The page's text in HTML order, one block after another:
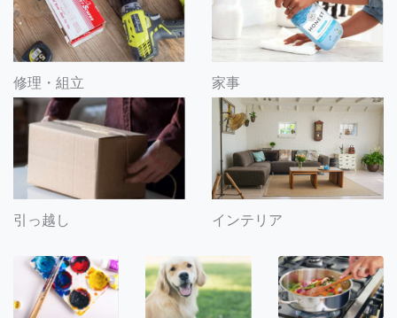
修理・組立 家事
引っ越し インテリア